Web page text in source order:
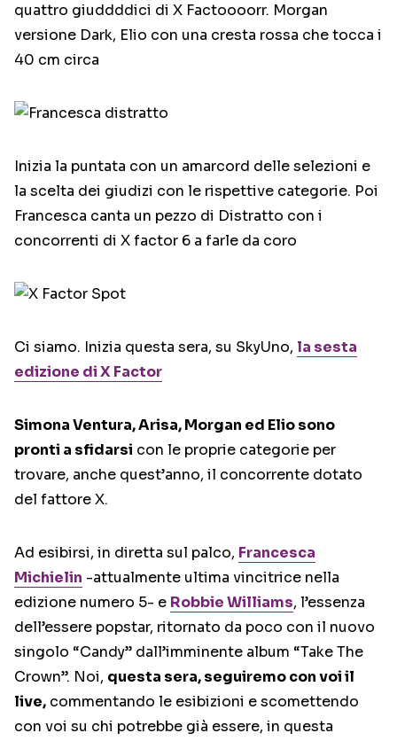
quattro giuddddici di X Factoooorr. Morgan
versione Dark, Elio con una cresta rossa che tocca i
40 cm circa
Inizia la puntata con un amarcord delle selezioni e
la scelta dei giudizi con le rispettive categorie. Poi
Francesca canta un pezzo di Distratto con i
concorrenti di X factor 6 a farle da coro
Ci siamo. Inizia questa sera, su SkyUno, la sesta
edizione di X Factor
Simona Ventura, Arisa, Morgan ed Elio sono
pronti a sfidarsi con le proprie categorie per
trovare, anche quest’anno, il concorrente dotato
del fattore X.
Ad esibirsi, in diretta sul palco, Francesca
Michielin -attualmente ultima vincitrice nella
edizione numero 5- e Robbie Williams, l’essenza
dell’essere popstar, ritornato da poco con il nuovo
singolo “Candy” dall’imminente album “Take The
Crown”. Noi, questa sera, seguiremo con voi il
live, commentando le esibizioni e scomettendo
con voi su chi potrebbe già essere, in questa